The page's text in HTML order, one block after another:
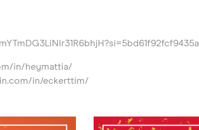
in/heymattia/
in/eckerttim/